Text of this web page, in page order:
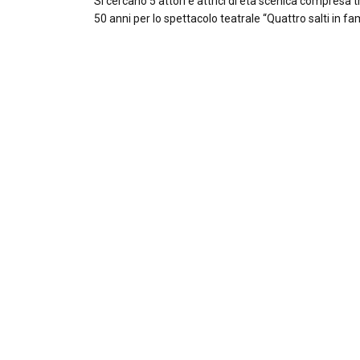
50 anni per lo spettacolo teatrale “Quattro salti in